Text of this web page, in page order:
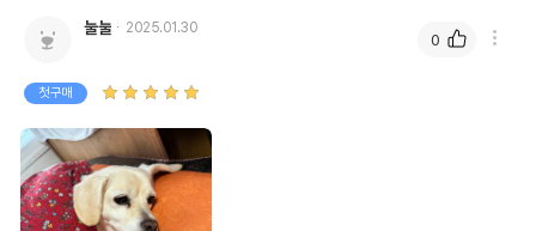
눌눌 2025.01.30
첫구매
0